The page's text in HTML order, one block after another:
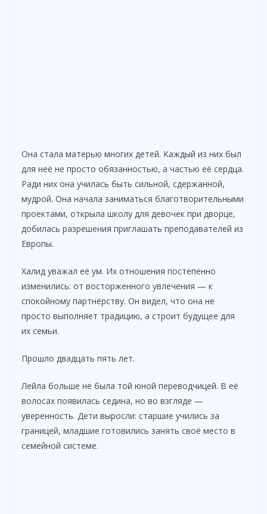
Она стала матерью многих детей. Каждый из них был
для неё не просто обязанностью, а частью её сердца.
Ради них она училась быть сильной, сдержанной,
мудрой. Она начала заниматься благотворительными
проектами, открыла школу для девочек при дворце,
добилась разрешения приглашать преподавателей из
Европы.
Халид уважал её ум. Их отношения постепенно
изменились: от восторженного увлечения — к
спокойному партнёрству. Он видел, что она не
просто выполняет традицию, а строит будущее для
их семьи.
Прошло двадцать пять лет.
Лейла больше не была той юной переводчицей. В её
волосах появилась седина, но во взгляде —
уверенность. Дети выросли: старшие учились за
границей, младшие готовились занять своё место в
семейной системе.